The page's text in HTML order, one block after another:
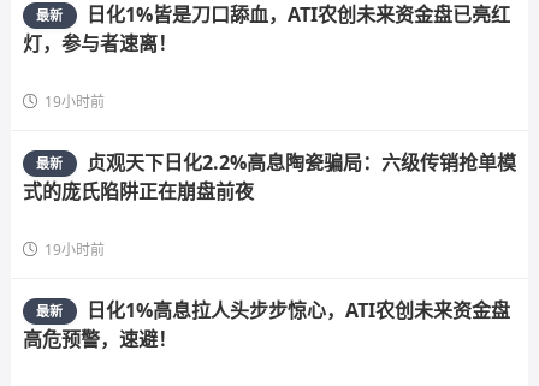
最新
日化1%皆是刀口舔血，ATI农创未来资金盘已亮红
灯，参与者速离！
19小时前
最新
贞观天下日化2.2%高息陶瓷骗局：六级传销抢单模
式的庞氏陷阱正在崩盘前夜
19小时前
最新
日化1%高息拉人头步步惊心，ATI农创未来资金盘
高危预警，速避！